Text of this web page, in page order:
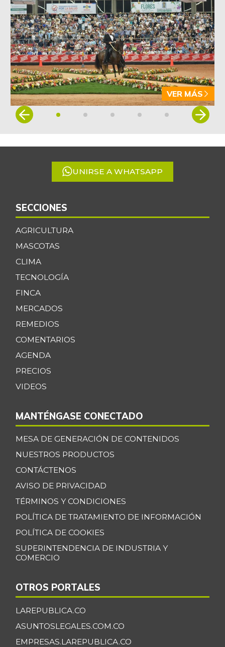
VER MÁS
Item
5
UNIRSE A WHATSAPP
SECCIONES
AGRICULTURA
MASCOTAS
CLIMA
TECNOLOGÍA
FINCA
MERCADOS
REMEDIOS
COMENTARIOS
AGENDA
PRECIOS
VIDEOS
MANTÉNGASE CONECTADO
MESA DE GENERACIÓN DE CONTENIDOS
NUESTROS PRODUCTOS
CONTÁCTENOS
AVISO DE PRIVACIDAD
TÉRMINOS Y CONDICIONES
POLÍTICA DE TRATAMIENTO DE INFORMACIÓN
POLÍTICA DE COOKIES
SUPERINTENDENCIA DE INDUSTRIA Y
COMERCIO
OTROS PORTALES
LAREPUBLICA.CO
ASUNTOSLEGALES.COM.CO
EMPRESAS.LAREPUBLICA.CO